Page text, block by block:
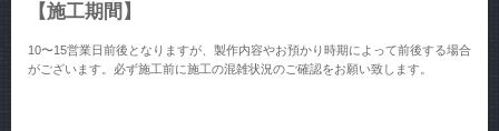
【施工期間】
10〜15営業日前後となりますが、製作内容やお預かり時期によって前後する場合
がございます。必ず施工前に施工の混雑状況のご確認をお願い致します。